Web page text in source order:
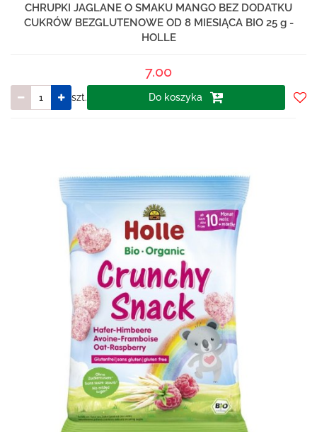
CHRUPKI JAGLANE O SMAKU MANGO BEZ DODATKU
CUKRÓW BEZGLUTENOWE OD 8 MIESIĄCA BIO 25 g -
HOLLE
7.00
szt. Do koszyka